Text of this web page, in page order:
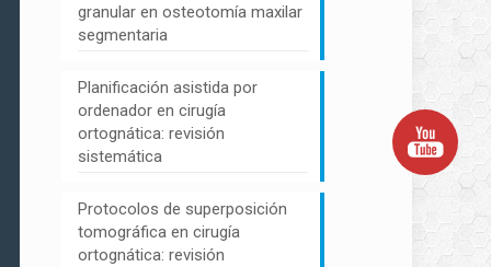
granular en osteotomía maxilar
segmentaria
Planificación asistida por
ordenador en cirugía
ortognática: revisión
sistemática
Protocolos de superposición
tomográfica en cirugía
ortognática: revisión